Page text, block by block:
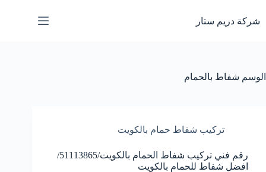
إلى
المحتوى
شركة دريم ستار
الوسم شفاط بالحمام
تركيب شفاط حمام بالكويت
رقم فني تركيب شفاط الحمام بالكويت/51113865/
افضل شفاط للحمام بالكويت